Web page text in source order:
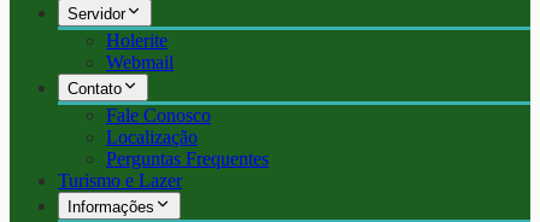
Servidor
Holerite
Webmail
Contato
Fale Conosco
Localização
Perguntas Frequentes
Turismo e Lazer
Informações